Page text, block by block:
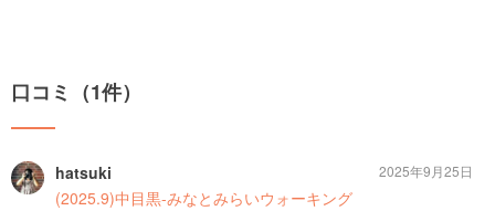
口コミ（1件）
hatsuki
(2025.9)中目黒-みなとみらいウォーキング
2025年9月25日